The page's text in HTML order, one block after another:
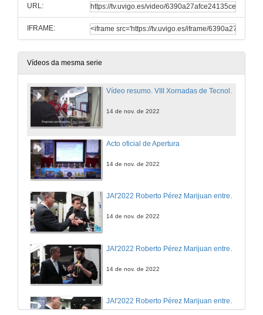
URL:
IFRAME:
Vídeos da mesma serie
Vídeo resumo. VIII Xornadas de Tecnoloxías e Solucións para a Automatización Industrial
14 de nov. de 2022
Acto oficial de Apertura
14 de nov. de 2022
JAI'2022 Roberto Pérez Marijuan entrevista a Manuel Márquez (UVigo Aerotech)
14 de nov. de 2022
14 de nov. de 2022
JAI'2022 Roberto Pérez Marijuan entrevista a Julia Atsu (PAL Robotics)